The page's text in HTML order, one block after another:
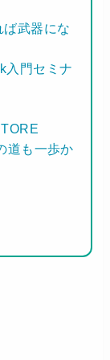
武器にな
入門セミナ
道も一歩か